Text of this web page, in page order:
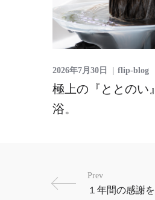
2026年7月30日 flip-blog
極上の『ととのい
浴。
Prev